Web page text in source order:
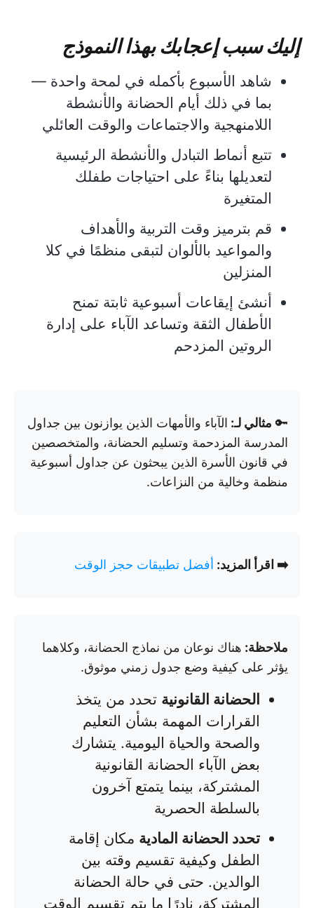
إليك سبب إعجابك بهذا النموذج
شاهد الأسبوع بأكمله في لمحة واحدة —
بما في ذلك أيام الحضانة والأنشطة
اللامنهجية والاجتماعات والوقت العائلي
تتبع أنماط التبادل والأنشطة الرئيسية
لتعديلها بناءً على احتياجات طفلك
المتغيرة
قم بترميز وقت التربية والأهداف
والمواعيد بالألوان لتبقى منظمًا في كلا
المنزلين
أنشئ إيقاعات أسبوعية ثابتة تمنح
الأطفال الثقة وتساعد الآباء على إدارة
الروتين المزدحم
🔑 مثالي لـ: الآباء والأمهات الذين يوازنون بين جداول
المدرسة المزدحمة وتسليم الحضانة، والمتخصصين
في قانون الأسرة الذين يبحثون عن جداول أسبوعية
منظمة وخالية من النزاعات.
➡️ اقرأ المزيد: أفضل تطبيقات حجز الوقت
ملاحظة: هناك نوعان من نماذج الحضانة، وكلاهما
يؤثر على كيفية وضع جدول زمني موثوق.
الحضانة القانونية تحدد من يتخذ
القرارات المهمة بشأن التعليم
والصحة والحياة اليومية. يتشارك
بعض الآباء الحضانة القانونية
المشتركة، بينما يتمتع آخرون
بالسلطة الحصرية
تحدد الحضانة المادية مكان إقامة
الطفل وكيفية تقسيم وقته بين
الوالدين. حتى في حالة الحضانة
المشتركة، نادرًا ما يتم تقسيم الوقت